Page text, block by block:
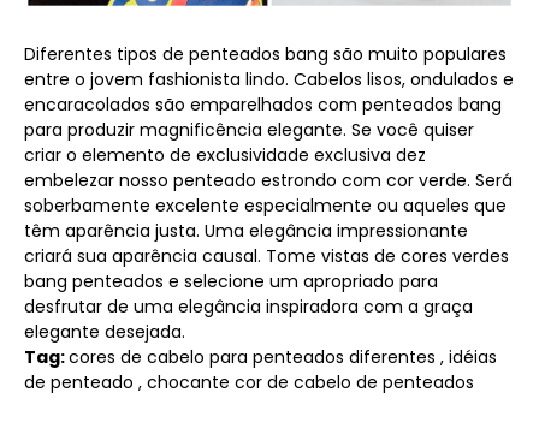
Diferentes tipos de penteados bang são muito populares
entre o jovem fashionista lindo. Cabelos lisos, ondulados e
encaracolados são emparelhados com penteados bang
para produzir magnificência elegante. Se você quiser
criar o elemento de exclusividade exclusiva dez
embelezar nosso penteado estrondo com cor verde. Será
soberbamente excelente especialmente ou aqueles que
têm aparência justa. Uma elegância impressionante
criará sua aparência causal. Tome vistas de cores verdes
bang penteados e selecione um apropriado para
desfrutar de uma elegância inspiradora com a graça
elegante desejada.
Tag:cores de cabelo para penteados diferentes , idéias
de penteado , chocante cor de cabelo de penteados